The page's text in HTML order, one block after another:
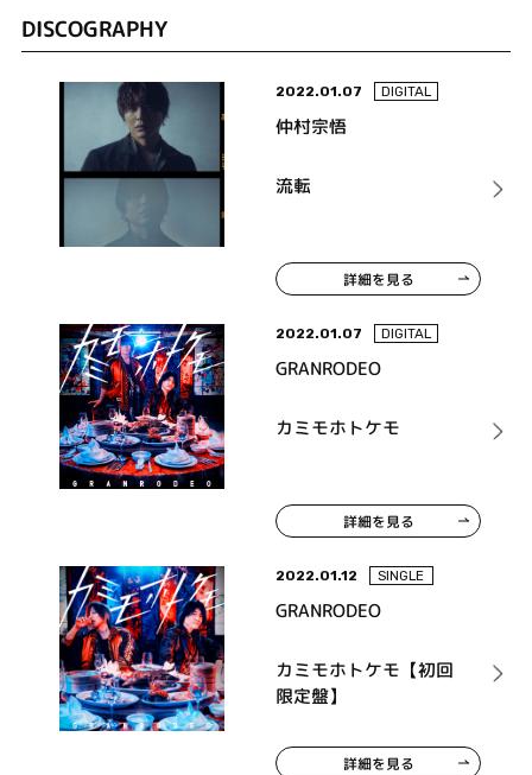
DISCOGRAPHY
2022.01.07 DIGITAL
仲村宗悟
流転
詳細を見る
2022.01.07 DIGITAL
GRANRODEO
カミモホトケモ
詳細を見る
2022.01.12 SINGLE
GRANRODEO
カミモホトケモ【初回
限定盤】
詳細を見る